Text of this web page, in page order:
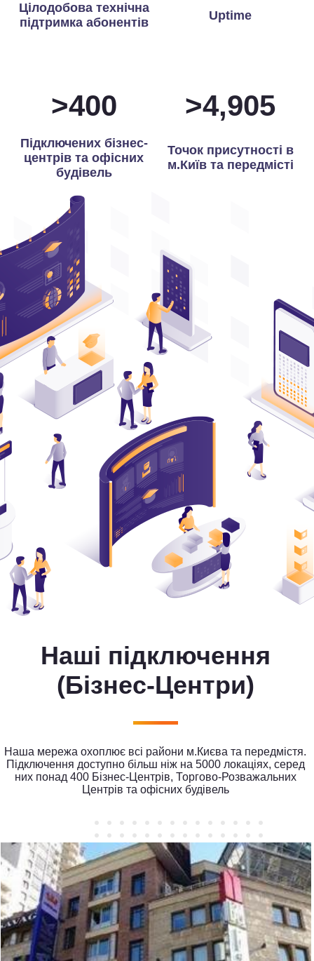
Цілодобова технічна
підтримка абонентів
Uptime
>400
Підключених бізнес-
центрів та офісних
будівель
>4,966
Точок присутності в
м.Київ та передмісті
Наші підключення
(Бізнес-Центри)
Наша мережа охоплює всі райони м.Києва та передмістя.
Підключення доступно більш ніж на 5000 локаціях, серед
них понад 400 Бізнес-Центрів, Торгово-Розважальних
Центрів та офісних будівель